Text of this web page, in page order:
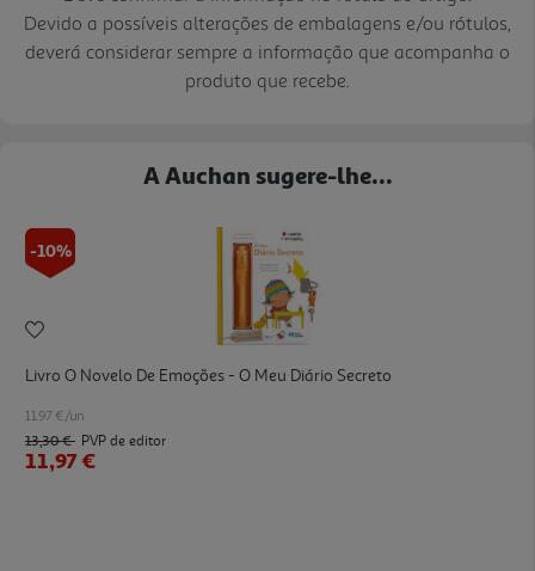
Devido a possíveis alterações de embalagens e/ou rótulos,
deverá considerar sempre a informação que acompanha o
produto que recebe.
A Auchan sugere-lhe...
-10%
Livro O Novelo De Emoções - O Meu Diário Secreto
11.97 €/un
13,30 € PVP de editor
11,97 €